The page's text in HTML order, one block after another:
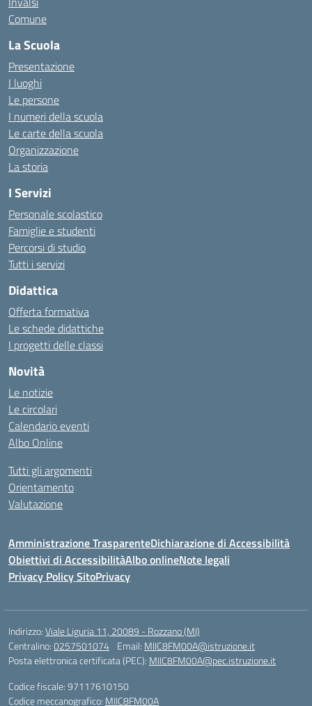
Comune
La Scuola
Presentazione
I luoghi
Le persone
I numeri della scuola
Le carte della scuola
Organizzazione
La storia
I Servizi
Personale scolastico
Famiglie e studenti
Percorsi di studio
Tutti i servizi
Didattica
Offerta formativa
Le schede didattiche
I progetti delle classi
Novità
Le notizie
Le circolari
Calendario eventi
Albo Online
Tutti gli argomenti
Orientamento
Valutazione
Amministrazione TrasparenteDichiarazione di Accessibilità
Obiettivi di AccessibilitàAlbo onlineNote legali
Privacy Policy SitoPrivacy
Indirizzo:Viale Liguria 11, 20089 - Rozzano (MI)
Centralino:0257501074 Email: MIIC8FM00A@istruzione.it
Posta elettronica certificata (PEC): MIIC8FM00A@pec.istruzione.it
Codice fiscale: 97117610150
Codice meccanografico: MIIC8FM00A